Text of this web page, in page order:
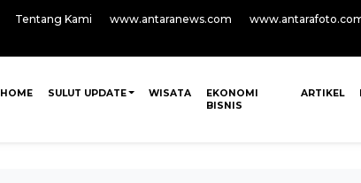
Tentang Kami www.antaranews.com
HOME SULUT UPDATE WISATA
EKONOMI
BISNIS
ARTIKEL